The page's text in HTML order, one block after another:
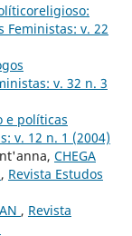
Feministas: v. 22
v. 32 n. 3
e políticas
v. 12 n. 1 (2004)
CHEGA
, Revista Estudos
, Revista